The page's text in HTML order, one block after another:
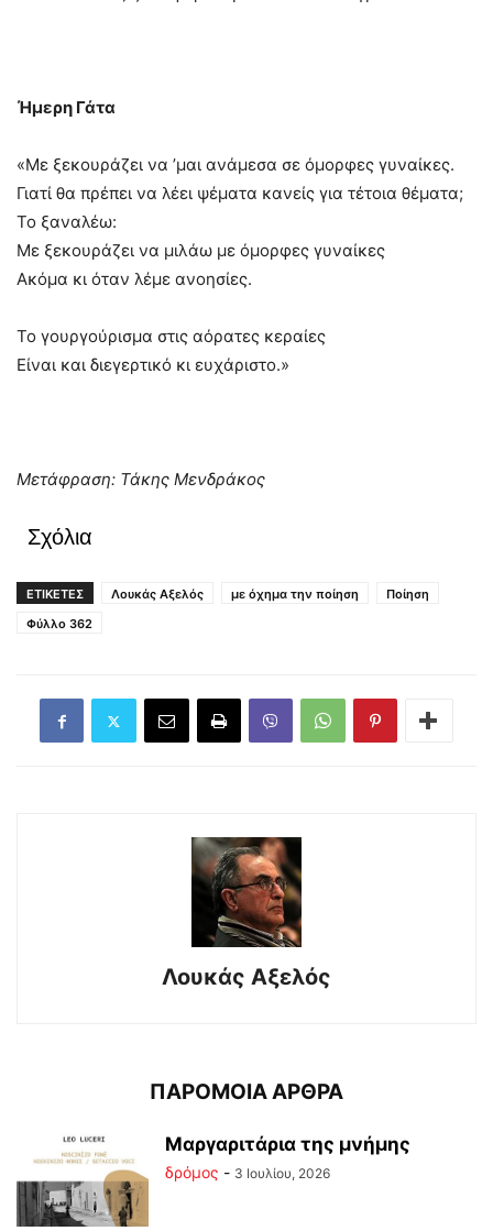
Ήμερη Γάτα
«Με ξεκουράζει να ’μαι ανάμεσα σε όμορφες γυναίκες.
Γιατί θα πρέπει να λέει ψέματα κανείς για τέτοια θέματα;
Το ξαναλέω:
Με ξεκουράζει να μιλάω με όμορφες γυναίκες
Ακόμα κι όταν λέμε ανοησίες.
Το γουργούρισμα στις αόρατες κεραίες
Είναι και διεγερτικό κι ευχάριστο.»
Μετάφραση: Τάκης Μενδράκος
Σχόλια
ΕΤΙΚΕΤΕΣ Λουκάς Αξελός με όχημα την ποίηση
Ποίηση
Φύλλο 362
Λουκάς Αξελός
ΠΑΡΟΜΟΙΑ ΑΡΘΡΑ
Μαργαριτάρια της μνήμης
δρόμος - 3 Ιουλίου, 2026